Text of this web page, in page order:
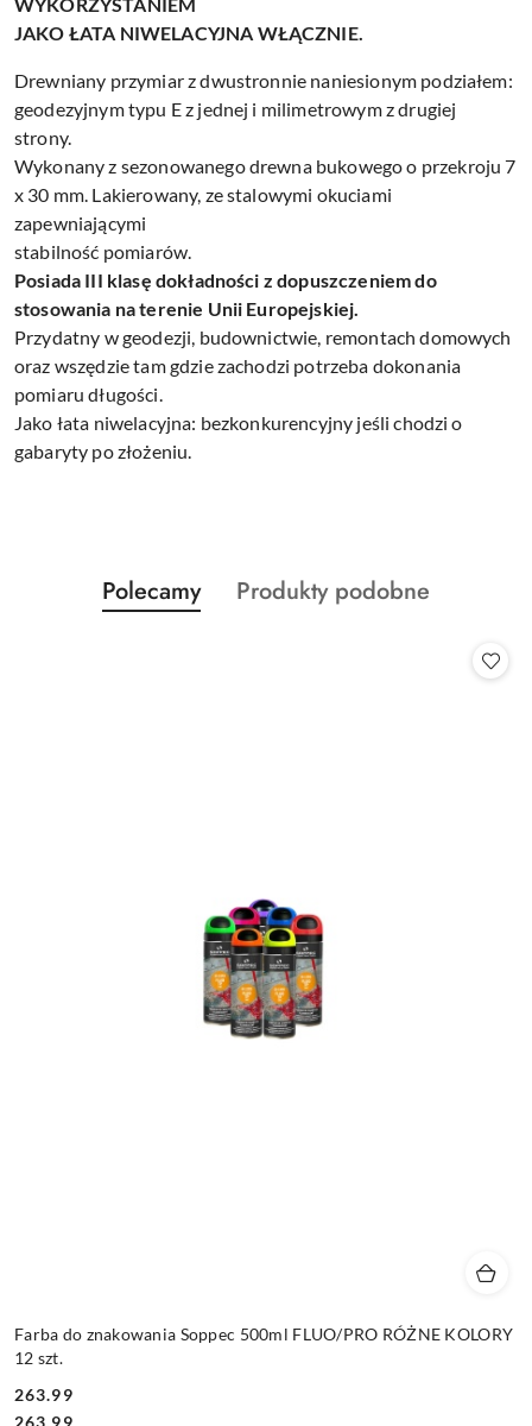
JAKO ŁATA NIWELACYJNA WŁĄCZNIE.
Drewniany przymiar z dwustronnie naniesionym podziałem:
geodezyjnym typu E z jednej i milimetrowym z drugiej
strony.
Wykonany z sezonowanego drewna bukowego o przekroju 7
x 30 mm. Lakierowany, ze stalowymi okuciami
zapewniającymi
stabilność pomiarów.
Posiada III klasę dokładności z dopuszczeniem do
stosowania na terenie Unii Europejskiej.
Przydatny w geodezji, budownictwie, remontach domowych
oraz wszędzie tam gdzie zachodzi potrzeba dokonania
pomiaru długości.
Jako łata niwelacyjna: bezkonkurencyjny jeśli chodzi o
gabaryty po złożeniu.
Pomiń karuzelę produktów
Produkty
o
Polecamy
Produkty
Produkty podobne
Farba do znakowania Soppec 500ml FLUO/PRO RÓŻNE KOLORY
12 szt.
Cena:
263.99
Cena: